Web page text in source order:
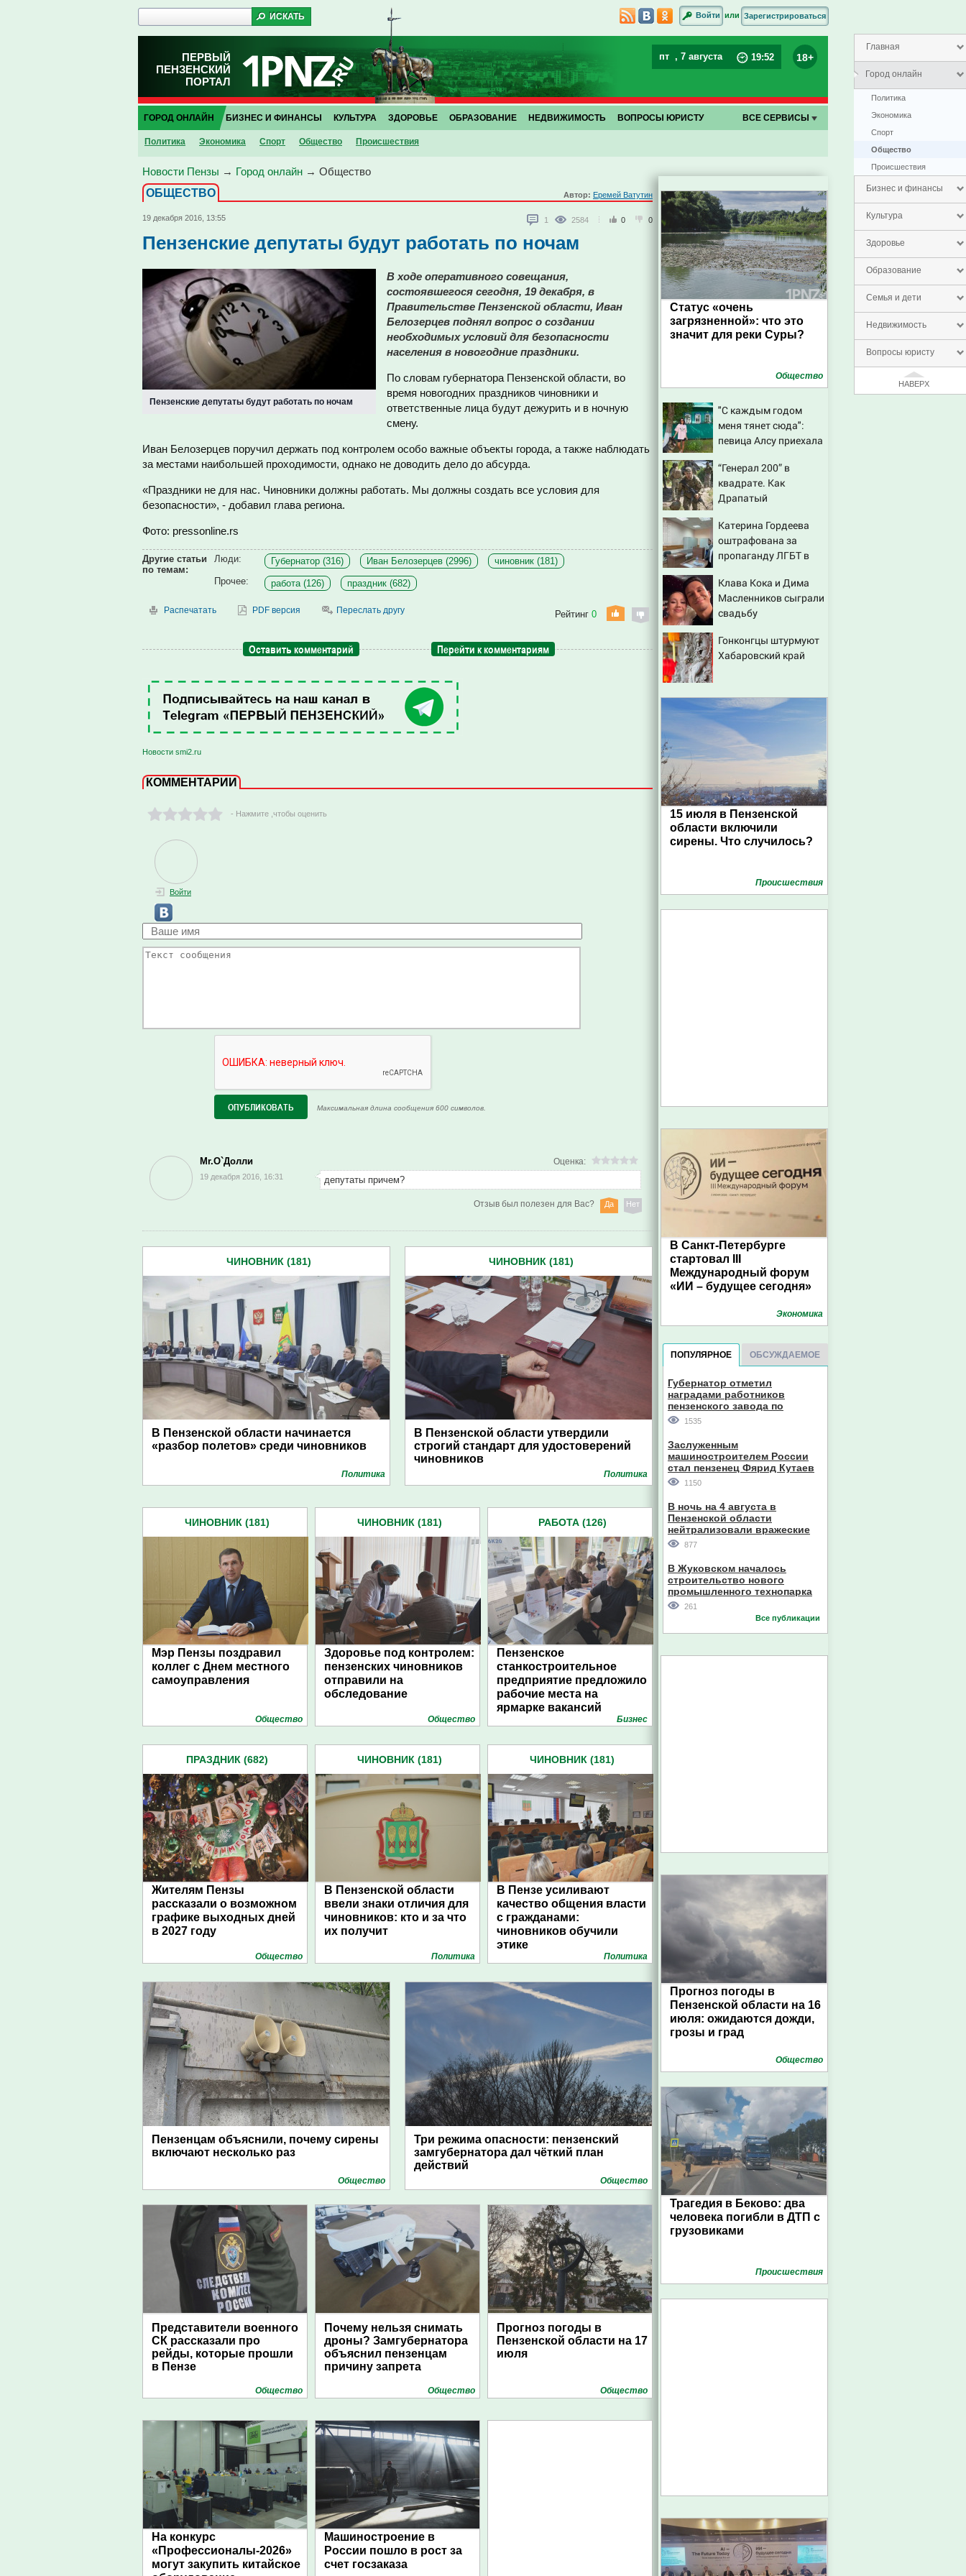
Главная
Город онлайн
Политика
Экономика
Спорт
Общество
Проиcшествия
Бизнес и финансы
Культура
Здоровье
Образование
Семья и дети
Недвижимость
Вопросы юристу
НАВЕРХ
Войти или Зарегистрироваться
ПЕРВЫЙ
ПЕНЗЕНСКИЙ
ПОРТАЛ
пт , 7 августа 19:52 18+
ГОРОД ОНЛАЙН
Политика Экономика Спорт Общество Проиcшествия
БИЗНЕС И ФИНАНСЫ КУЛЬТУРА ЗДОРОВЬЕ ОБРАЗОВАНИЕ НЕДВИЖИМОСТЬ ВОПРОСЫ ЮРИСТУ ВСЕ СЕРВИСЫ
Новости Пензы → Город онлайн → Общество
ОБЩЕСТВО
Автор: Еремей Ватутин
19 декабря 2016, 13:55 1 2584 0 0
Пензенские депутаты будут работать по ночам
Пензенские депутаты будут работать по ночам
В ходе оперативного совещания,
состоявшегося сегодня, 19 декабря, в
Правительстве Пензенской области, Иван
Белозерцев поднял вопрос о создании
необходимых условий для безопасности
населения в новогодние праздники.
По словам губернатора Пензенской области, во
время новогодних праздников чиновники и
ответственные лица будут дежурить и в ночную
смену.
Иван Белозерцев поручил держать под контролем особо важные объекты города, а также наблюдать
за местами наибольшей проходимости, однако не доводить дело до абсурда.
«Праздники не для нас. Чиновники должны работать. Мы должны создать все условия для
безопасности», - добавил глава региона.
Фото: pressonline.rs
Другие статьи
по темам:
Люди: Губернатор (316) Иван Белозерцев (2996)
чиновник (181)
Прочее:
работа (126) праздник (682)
Распечатать PDF версия Переслать другу Рейтинг 0
Оставить комментарий Перейти к комментариям
Новости smi2.ru
КОММЕНТАРИИ
- Нажмите ,чтобы оценить
Войти
Максимальная длина сообщения 600 символов.
Mr.O`Долли
19 декабря 2016, 16:31
Оценка:
депутаты причем?
Отзыв был полезен для Вас? Да Нет
ЧИНОВНИК (181)
В Пензенской области начинается
«разбор полетов» среди чиновников
Политика
ЧИНОВНИК (181)
В Пензенской области утвердили
строгий стандарт для удостоверений
чиновников
Политика
ЧИНОВНИК (181)
Мэр Пензы поздравил
коллег с Днем местного
самоуправления
Общество
ЧИНОВНИК (181)
Здоровье под контролем:
пензенских чиновников
отправили на
обследование
Общество
РАБОТА (126)
Пензенское
станкостроительное
предприятие предложило
рабочие места на
ярмарке вакансий
Бизнес
ПРАЗДНИК (682)
Жителям Пензы
рассказали о возможном
графике выходных дней
в 2027 году
Общество
ЧИНОВНИК (181)
В Пензенской области
ввели знаки отличия для
чиновников: кто и за что
их получит
Политика
ЧИНОВНИК (181)
В Пензе усиливают
качество общения власти
с гражданами:
чиновников обучили
этике
Политика
Пензенцам объяснили, почему сирены
включают несколько раз
Общество
Три режима опасности: пензенский
замгубернатора дал чёткий план
действий
Общество
Представители военного
СК рассказали про
рейды, которые прошли
в Пензе
Общество
Почему нельзя снимать
дроны? Замгубернатора
объяснил пензенцам
причину запрета
Общество
Прогноз погоды в
Пензенской области на 17
июля
Общество
На конкурс
«Профессионалы-2026»
могут закупить китайское
Машиностроение в
России пошло в рост за
счет госзаказа
Статус «очень
загрязненной»: что это
значит для реки Суры?
Общество
"С каждым годом
меня тянет сюда":
певица Алсу приехала
где прошло ее детство
07/08/2026 – Новости
“Генерал 200” в
квадрате. Как
Драпатый
Катерина Гордеева
оштрафована за
пропаганду ЛГБТ в
на Вести.ru
Клава Кока и Дима
Масленников сыграли
свадьбу
Гонконгцы штурмуют
Хабаровский край
15 июля в Пензенской
области включили
сирены. Что случилось?
Проиcшествия
В Санкт-Петербурге
стартовал III
Международный форум
«ИИ – будущее сегодня»
Экономика
ПОПУЛЯРНОЕ ОБСУЖДАЕМОЕ
Губернатор отметил
наградами работников
пензенского завода по
производству станков
1535
Заслуженным
машиностроителем России
стал пензенец Фярид Кутаев
1150
В ночь на 4 августа в
Пензенской области
нейтрализовали вражеские
дроны
877
В Жуковском началось
строительство нового
промышленного технопарка
261
Все публикации
Прогноз погоды в
Пензенской области на 16
июля: ожидаются дожди,
грозы и град
Общество
Трагедия в Беково: два
человека погибли в ДТП с
грузовиками
Проиcшествия